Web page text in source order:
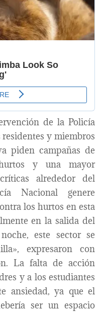
de la Policía
y miembros
piden campañas de
y una mayor
alrededor del
Nacional genere
los hurtos en esta
en la salida del
este sector se
expresaron con
La falta de acción
y a los estudiantes
ansiedad, ya que el
ser un espacio